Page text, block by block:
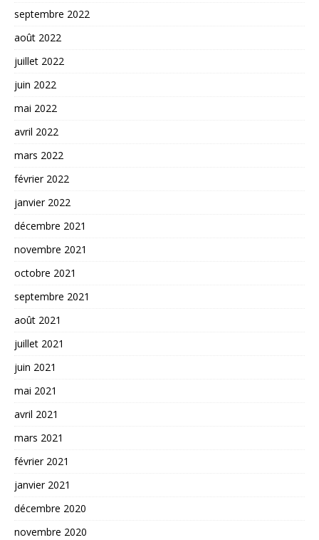
septembre 2022
août 2022
juillet 2022
juin 2022
mai 2022
avril 2022
mars 2022
février 2022
janvier 2022
décembre 2021
novembre 2021
octobre 2021
septembre 2021
août 2021
juillet 2021
juin 2021
mai 2021
avril 2021
mars 2021
février 2021
janvier 2021
décembre 2020
novembre 2020